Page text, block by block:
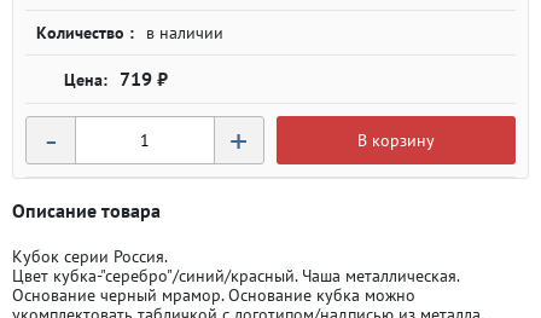
Количество : в наличии
719 ₽
- + В корзину
Описание товара
Кубок серии Россия.
Цвет кубка-"серебро"/синий/красный. Чаша металлическая.
Основание черный мрамор. Основание кубка можно